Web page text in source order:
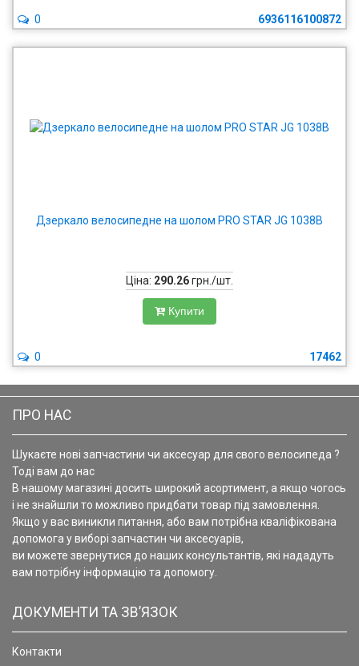
6936116100872
0
Дзеркало велосипедне на шолом PRO STAR JG 1038B
Ціна: 290.26грн./шт.
Купити
17462
0
ПРО НАС
Шукаєте нові запчастини чи аксесуар для свого велосипеда ?
Тоді вам до нас
В нашому магазині досить широкий асортимент, а якщо чогось
і не знайшли то можливо придбати товар під замовлення.
Якщо у вас виникли питання, або вам потрібна кваліфікована
допомога у виборі запчастин чи аксесуарів,
ви можете звернутися до наших консультантів, які нададуть
вам потрібну інформацію та допомогу.
ДОКУМЕНТИ ТА ЗВ’ЯЗОК
Контакти